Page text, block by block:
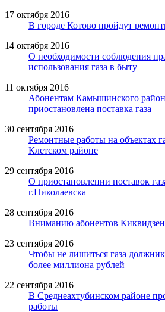
17 октября 2016
В городе Котово пройдут
14 октября 2016
О необходимости соблюдения
использования газа в быту
11 октября 2016
Абонентам Камышинского
приостановлена поставка газа
30 сентября 2016
Ремонтные работы на объектах
Клетском районе
29 сентября 2016
О приостановлении поставок
г.Николаевска
28 сентября 2016
Вниманию абонентов
23 сентября 2016
Чтобы не лишиться газа
более миллиона рублей
22 сентября 2016
В Среднеахтубинском районе
работы